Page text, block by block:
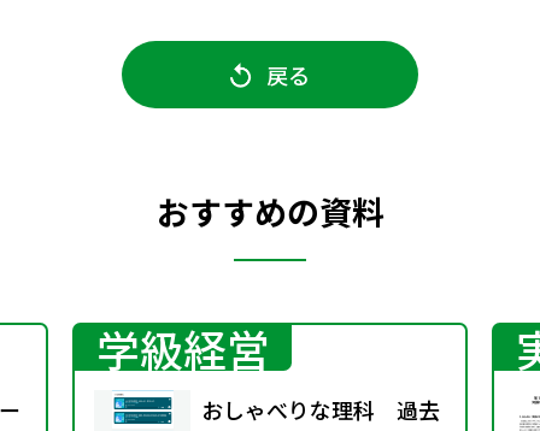
戻る
おすすめの資料
学級経営
おしゃべりな理科 過去